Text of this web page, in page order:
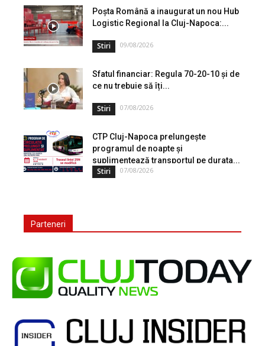
Credinței din...
Poșta Română a inaugurat un nou Hub
Logistic Regional la Cluj-Napoca:...
Stiri 09/08/2026
Sfatul financiar: Regula 70-20-10 și de
ce nu trebuie să îți...
Stiri 07/08/2026
CTP Cluj-Napoca prelungește
programul de noapte și
suplimentează transportul pe durata...
Stiri 07/08/2026
Parteneri